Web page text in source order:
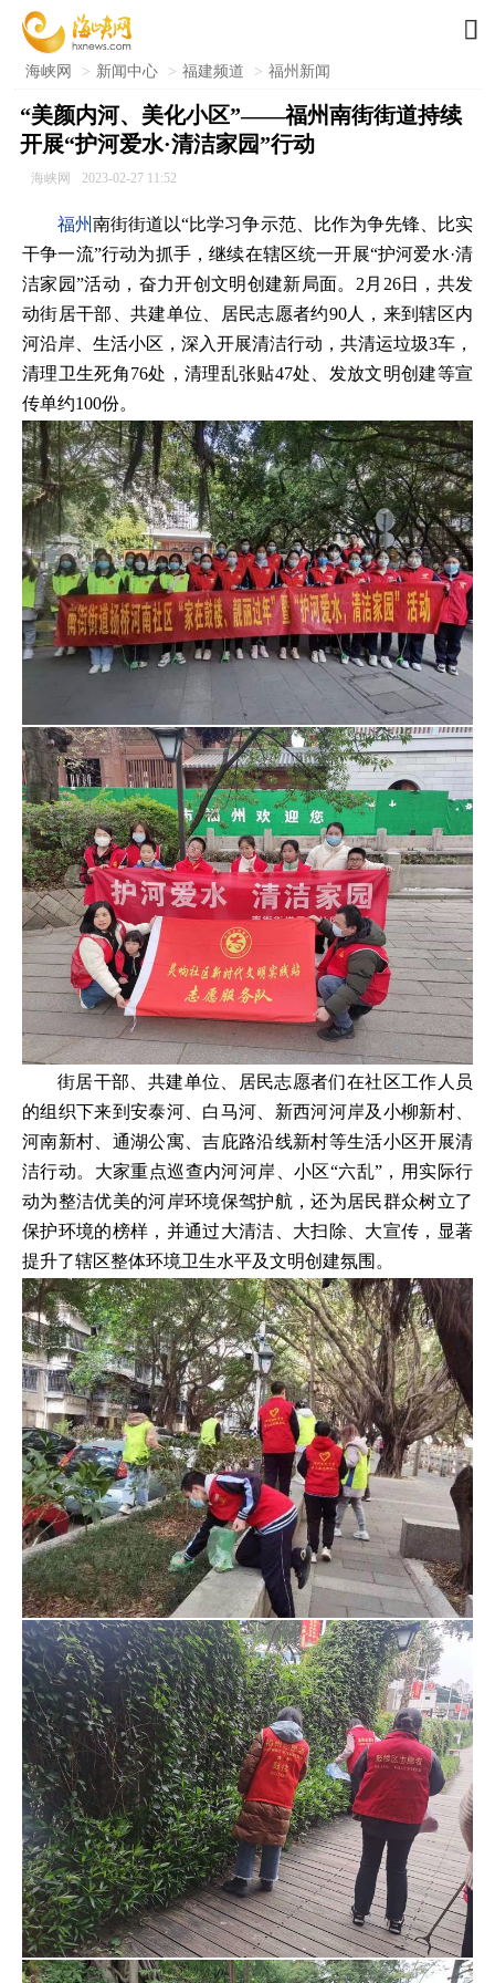

海峡网 > 新闻中心 > 福建频道 > 福州新闻
“美颜内河、美化小区”——福州南街街道持续
开展“护河爱水·清洁家园”行动
海峡网 2023-02-27 11:52
福州南街街道以“比学习争示范、比作为争先锋、比实
干争一流”行动为抓手，继续在辖区统一开展“护河爱水·清
洁家园”活动，奋力开创文明创建新局面。2月26日，共发
动街居干部、共建单位、居民志愿者约90人，来到辖区内
河沿岸、生活小区，深入开展清洁行动，共清运垃圾3车，
清理卫生死角76处，清理乱张贴47处、发放文明创建等宣
传单约100份。
街居干部、共建单位、居民志愿者们在社区工作人员
的组织下来到安泰河、白马河、新西河河岸及小柳新村、
河南新村、通湖公寓、吉庇路沿线新村等生活小区开展清
洁行动。大家重点巡查内河河岸、小区“六乱”，用实际行
动为整洁优美的河岸环境保驾护航，还为居民群众树立了
保护环境的榜样，并通过大清洁、大扫除、大宣传，显著
提升了辖区整体环境卫生水平及文明创建氛围。